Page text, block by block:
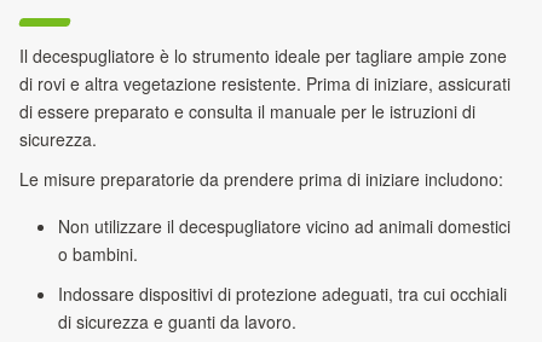
Il decespugliatore è lo strumento ideale per tagliare ampie zone
di rovi e altra vegetazione resistente. Prima di iniziare, assicurati
di essere preparato e consulta il manuale per le istruzioni di
sicurezza.
Le misure preparatorie da prendere prima di iniziare includono:
Non utilizzare il decespugliatore vicino ad animali domestici
o bambini.
Indossare dispositivi di protezione adeguati, tra cui occhiali
di sicurezza e guanti da lavoro.